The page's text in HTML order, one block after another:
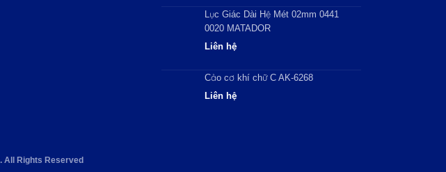
Lục Giác Dài Hệ Mét 02mm 0441
0020 MATADOR
Liên hệ
Cảo cơ khí chữ C AK-6268
Liên hệ
All Rights Reserved